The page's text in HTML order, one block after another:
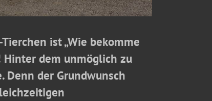
ist „Wie bekomme
dem unmöglich zu
der Grundwunsch